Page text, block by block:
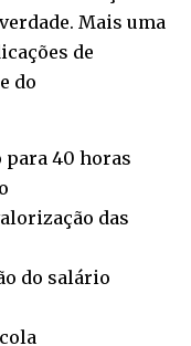
Mais uma
de
do
para 40 horas
das
do salário